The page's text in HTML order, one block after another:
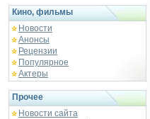
Кино, фильмы
Новости
Анонсы
Рецензии
Популярное
Актеры
Прочее
Новости сайта